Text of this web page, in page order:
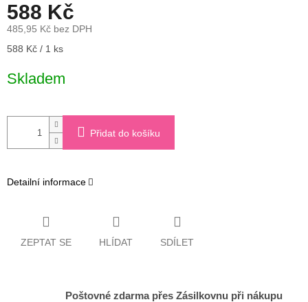
588 Kč
485,95 Kč bez DPH
Měrná
588 Kč / 1 ks
Skladem
Přidat do košíku
Detailní informace
ZEPTAT SE HLÍDAT SDÍLET
Poštovné zdarma přes Zásilkovnu při nákupu